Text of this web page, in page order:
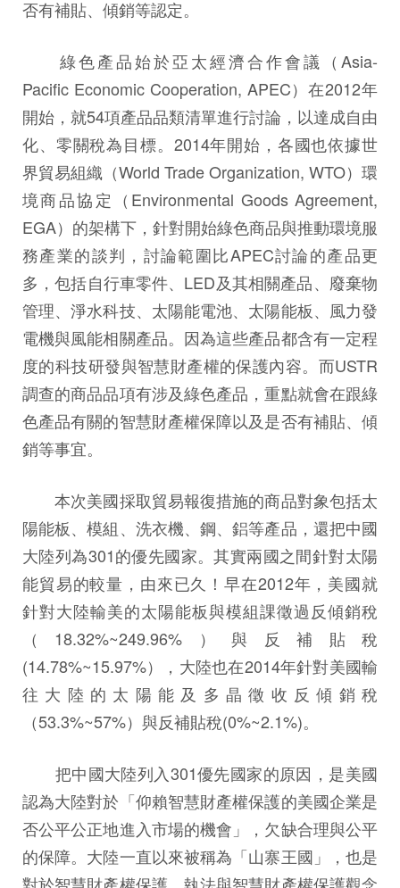
否有補貼、傾銷等認定。
綠色產品始於亞太經濟合作會議（Asia-
Pacific Economic Cooperation, APEC）在2012年
開始，就54項產品品類清單進行討論，以達成自由
化、零關稅為目標。2014年開始，各國也依據世
界貿易組織（World Trade Organization, WTO）環
境商品協定（Environmental Goods Agreement,
EGA）的架構下，針對開始綠色商品與推動環境服
務產業的談判，討論範圍比APEC討論的產品更
多，包括自行車零件、LED及其相關產品、廢棄物
管理、淨水科技、太陽能電池、太陽能板、風力發
電機與風能相關產品。因為這些產品都含有一定程
度的科技研發與智慧財產權的保護內容。而USTR
調查的商品品項有涉及綠色產品，重點就會在跟綠
色產品有關的智慧財產權保障以及是否有補貼、傾
銷等事宜。
本次美國採取貿易報復措施的商品對象包括太
陽能板、模組、洗衣機、鋼、鋁等產品，還把中國
大陸列為301的優先國家。其實兩國之間針對太陽
能貿易的較量，由來已久！早在2012年，美國就
針對大陸輸美的太陽能板與模組課徵過反傾銷稅
（18.32%~249.96%）與反補貼稅
(14.78%~15.97%），大陸也在2014年針對美國輸
往大陸的太陽能及多晶徵收反傾銷稅
（53.3%~57%）與反補貼稅(0%~2.1%)。
把中國大陸列入301優先國家的原因，是美國
認為大陸對於「仰賴智慧財產權保護的美國企業是
否公平公正地進入市場的機會」，欠缺合理與公平
的保障。大陸一直以來被稱為「山寨王國」，也是
對於智慧財產權保護、執法與智慧財產權保護觀念